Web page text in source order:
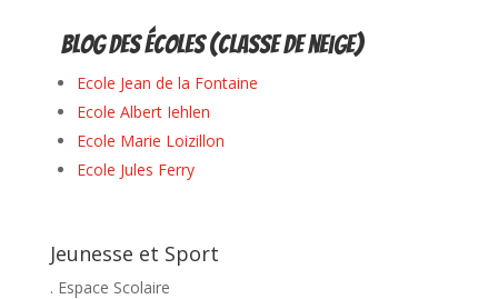
Blog des écoles (classe de neige)
Ecole Jean de la Fontaine
Ecole Albert Iehlen
Ecole Marie Loizillon
Ecole Jules Ferry
Jeunesse et Sport
. Espace Scolaire